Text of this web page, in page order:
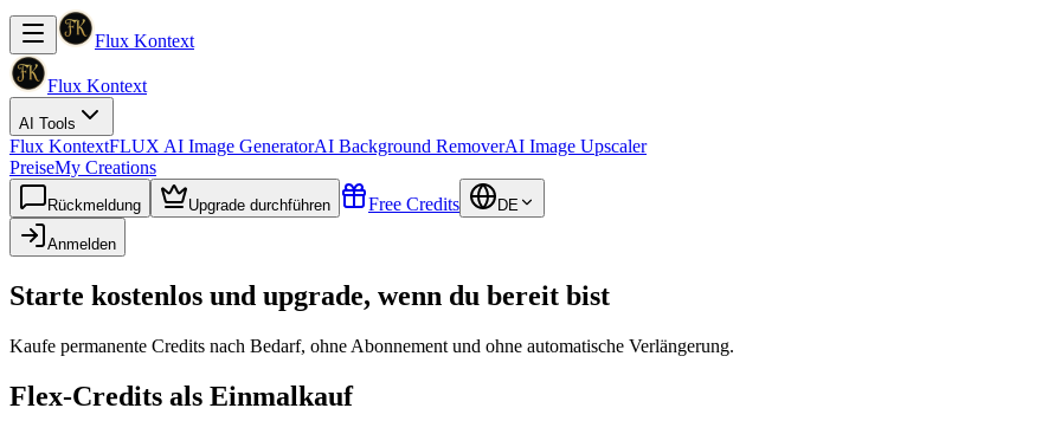
Flux Kontext
Flux Kontext
AI Tools
Flux KontextFLUX AI Image GeneratorAI Background RemoverAI Image Upscaler
PreiseMy Creations
Rückmeldung Upgrade durchführen Free Credits DE
Anmelden
Starte kostenlos und upgrade, wenn du bereit bist
Kaufe permanente Credits nach Bedarf, ohne Abonnement und ohne automatische Verlängerung.
Flex-Credits als Einmalkauf